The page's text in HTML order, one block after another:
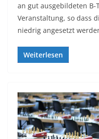
an gut ausgebildeten
Veranstaltung, so dass
niedrig angesetzt
Weiterlesen